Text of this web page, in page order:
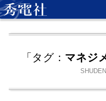
「タグ： マネジ